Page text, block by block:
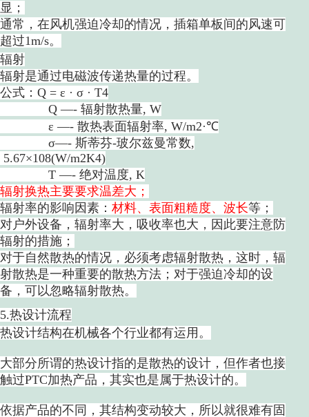
显；
通常，在风机强迫冷却的情况，插箱单板间的风速可
超过1m/s。
辐射
辐射是通过电磁波传递热量的过程。
公式：Q = ε · σ · T4
Q —- 辐射散热量, W
ε —- 散热表面辐射率, W/m2·℃
σ—- 斯蒂芬-玻尔兹曼常数,
5.67×108(W/m2K4)
T —- 绝对温度, K
辐射换热主要要求温差大；
辐射率的影响因素： 材料、表面粗糙度、波长等；
对户外设备，辐射率大，吸收率也大，因此要注意防
辐射的措施；
对于自然散热的情况，必须考虑辐射散热，这时，辐
射散热是一种重要的散热方法；对于强迫冷却的设
备，可以忽略辐射散热。
5.热设计流程
热设计结构在机械各个行业都有运用。
大部分所谓的热设计指的是散热的设计，但作者也接
触过PTC加热产品，其实也是属于热设计的。
依据产品的不同，其结构变动较大，所以就很难有固